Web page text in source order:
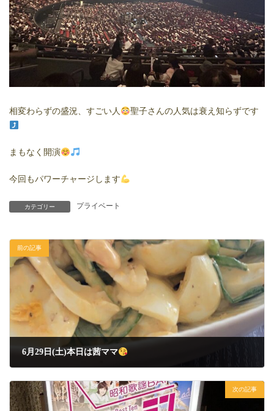
相変わらずの盛況、すごい人 聖子さんの人気は衰え知らずです
まもなく開演
今回もパワーチャージします
カテゴリー プライベート
前の記事
6月29日(土)本日は茜ママ
次の記事